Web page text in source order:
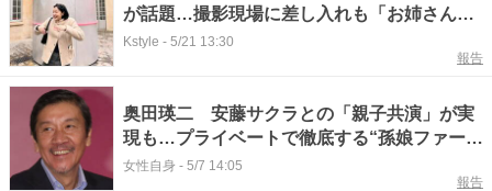
が話題…撮影現場に差し入れも「お姉さんあ
りがとう」
Kstyle - 5/21 13:30
報告
奥田瑛二 安藤サクラとの「親子共演」が実
現も…プライベートで徹底する“孫娘ファース
ト”
女性自身 - 5/7 14:05
報告